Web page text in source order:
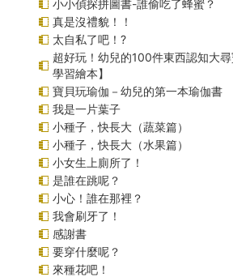
小小偵探拼圖書-誰偷吃了蜂蜜？
真是沒禮貌！！
太自私了吧！?
超好玩！幼兒的100件東西認知大
學習繪本】
寶貝玩瑜伽－幼兒的第一本瑜伽書
我是一片葉子
小種子，快長大（蔬菜篇）
小種子，快長大（水果篇）
小女生上廁所了！
是誰在跳呢？
小心！誰在那裡？
我會刷牙了！
感謝書
要穿什麼呢？
來種花吧！